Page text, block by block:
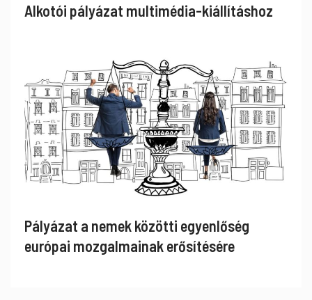
Alkotói pályázat multimédia-kiállításhoz
Pályázat a nemek közötti egyenlőség
európai mozgalmainak erősítésére